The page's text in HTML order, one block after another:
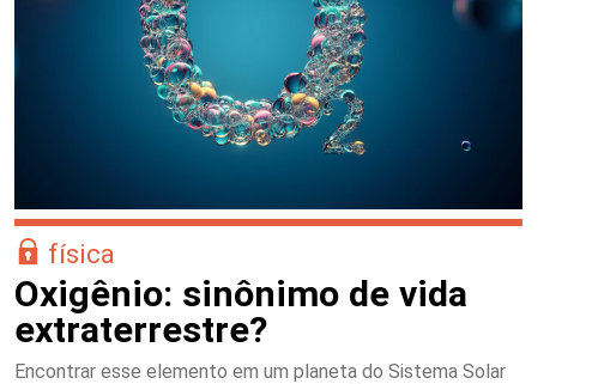
física
Oxigênio: sinônimo de vida
extraterrestre?
Encontrar esse elemento em um planeta do Sistema Solar